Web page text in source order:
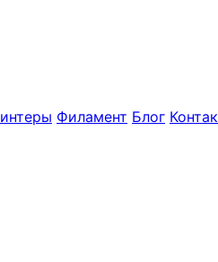
Филамент Блог